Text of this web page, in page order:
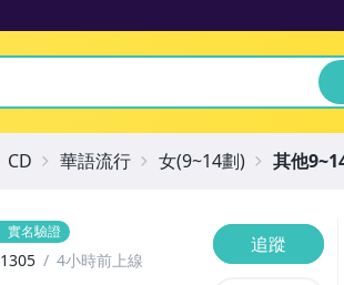
實名驗證
1305
4小時前上線
追蹤
CD 華語流行 女(9~14劃) 其他